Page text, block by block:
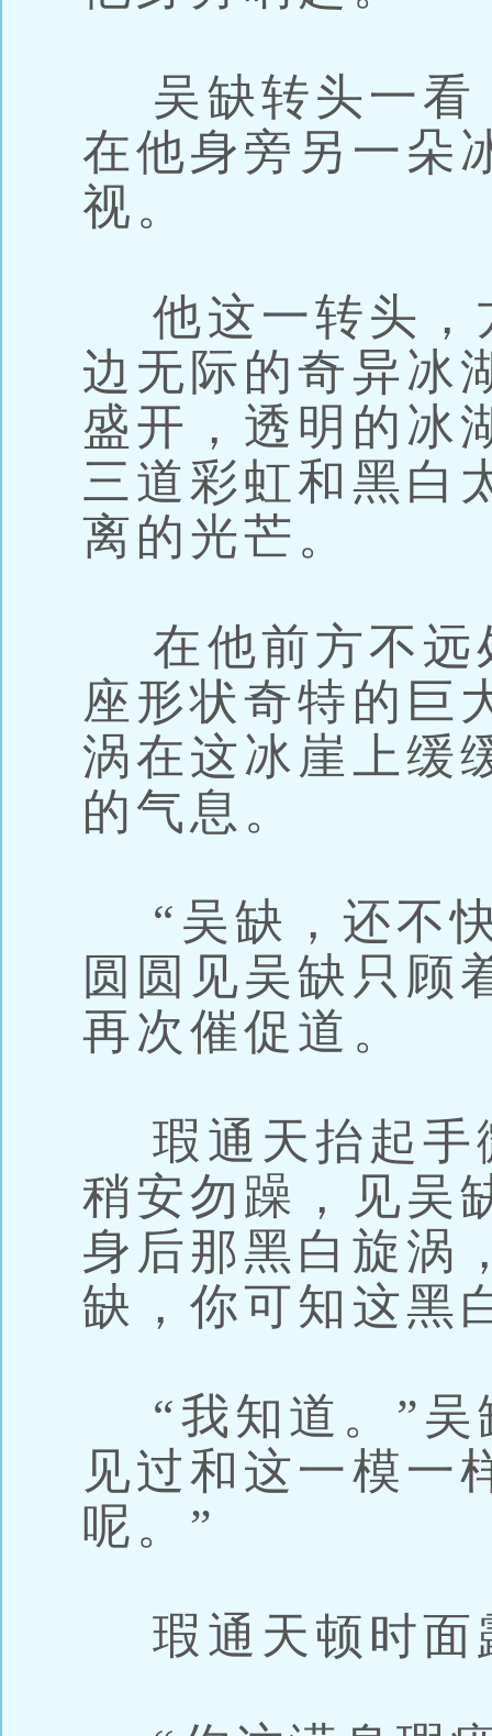
吴缺转头一看
在他身旁另一朵
视。
他这一转头，
边无际的奇异冰
盛开，透明的冰
三道彩虹和黑白
离的光芒。
在他前方不远
座形状奇特的巨
涡在这冰崖上缓
的气息。
“吴缺，还不
圆圆见吴缺只顾
再次催促道。
瑕通天抬起手
稍安勿躁，见吴
身后那黑白旋涡
缺，你可知这黑
“我知道。”吴
见过和这一模一
呢。”
瑕通天顿时面